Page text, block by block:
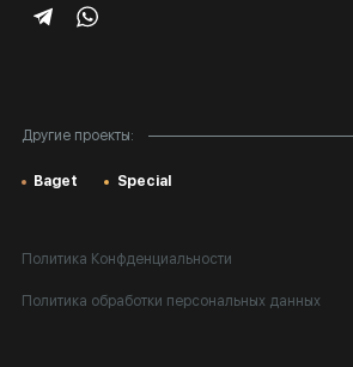
Другие проекты:
Baget Special
Политика Конфденциальности
Политика обработки персональных данных